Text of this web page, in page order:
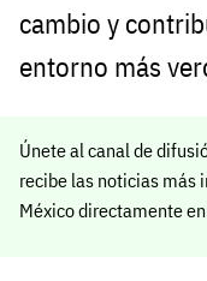
cambio y
entorno más
Únete al canal de
recibe las noticias más
México directamente